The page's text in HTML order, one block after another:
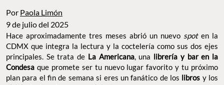
Por Paola Limón
9 de julio del 2025
Hace aproximadamente tres meses abrió un nuevo spot en la
CDMX que integra la lectura y la coctelería como sus dos ejes
principales. Se trata de La Americana, una librería y bar en la
Condesa que promete ser tu nuevo lugar favorito y tu próximo
plan para el fin de semana si eres un fanático de los libros y los